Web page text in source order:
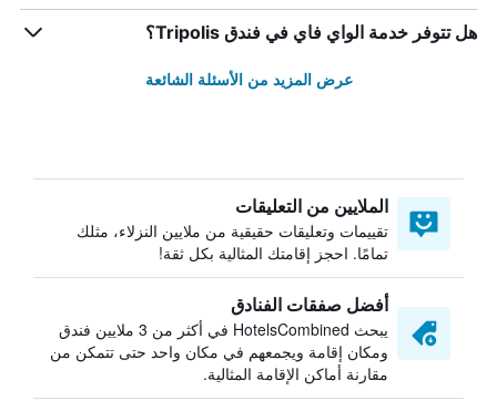
هل تتوفر خدمة الواي فاي في فندق Tripolis؟
عرض المزيد من الأسئلة الشائعة
الملايين من التعليقات
تقييمات وتعليقات حقيقية من ملايين النزلاء، مثلك
تمامًا. احجز إقامتك المثالية بكل ثقة!
أفضل صفقات الفنادق
يبحث HotelsCombined في أكثر من 3 ملايين فندق
ومكان إقامة ويجمعهم في مكان واحد حتى تتمكن من
مقارنة أماكن الإقامة المثالية.